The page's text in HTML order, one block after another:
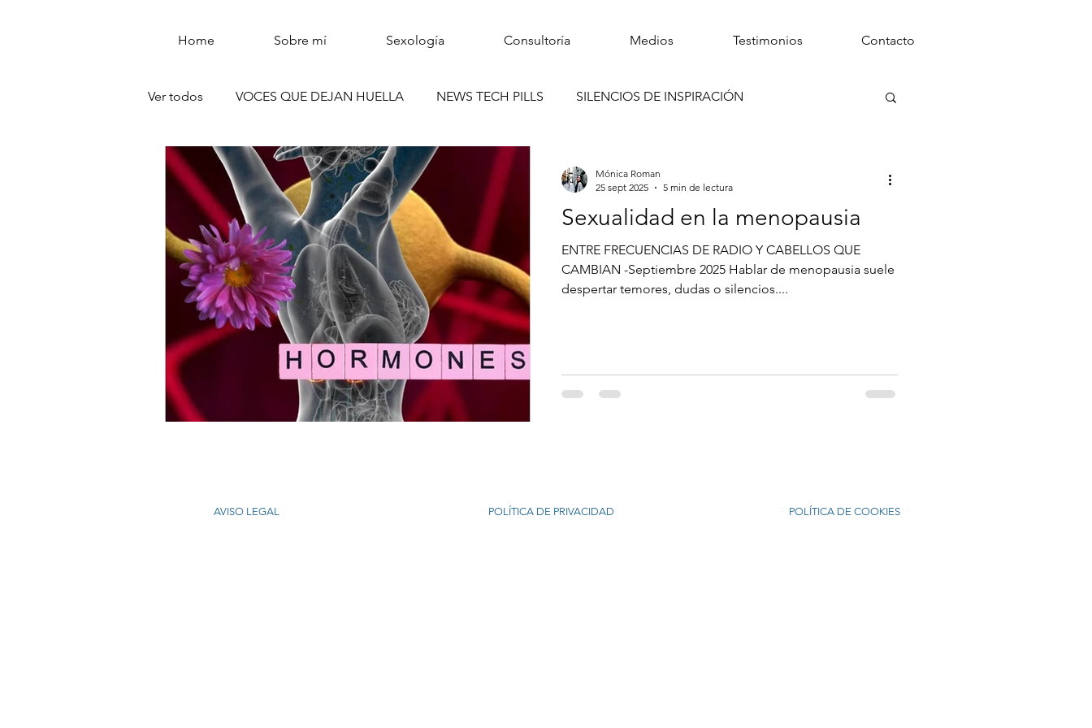
Home Sobre mí Sexología Consultoría Medios Testimonios Contacto
Ver todos VOCES QUE DEJAN HUELLA NEWS TECH PILLS SILENCIOS DE INSPIRACIÓN
REFLEXIONES QUE DEJAN HUELLA ESTIMOLOGÍA
Sexualidad en la menopausia
ENTRE FRECUENCIAS DE RADIO Y CABELLOS QUE
CAMBIAN -Septiembre 2025 Hablar de menopausia suele
despertar temores, dudas o silencios....
Mónica Roman
25 sept 2025
5 min de lectura
AVISO LEGAL POLÍTICA DE PRIVACIDAD POLÍTICA DE COOKIES